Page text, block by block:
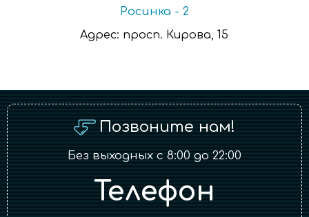
Росинка - 2
Адрес: просп. Кирова, 15
Позвоните нам!
Без выходных с 8:00 до 22:00
Телефон